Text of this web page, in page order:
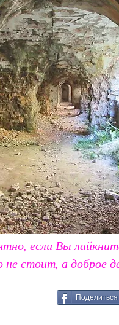
если Вы
не стоит, а доброе